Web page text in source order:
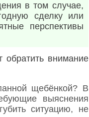
в том случае,
сделку или
перспективы
обратить внимание
щебёнкой? В
выяснения
ситуацию, не